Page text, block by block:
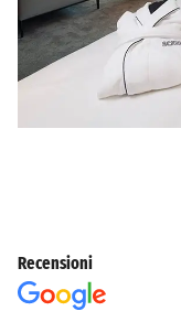
Recensioni